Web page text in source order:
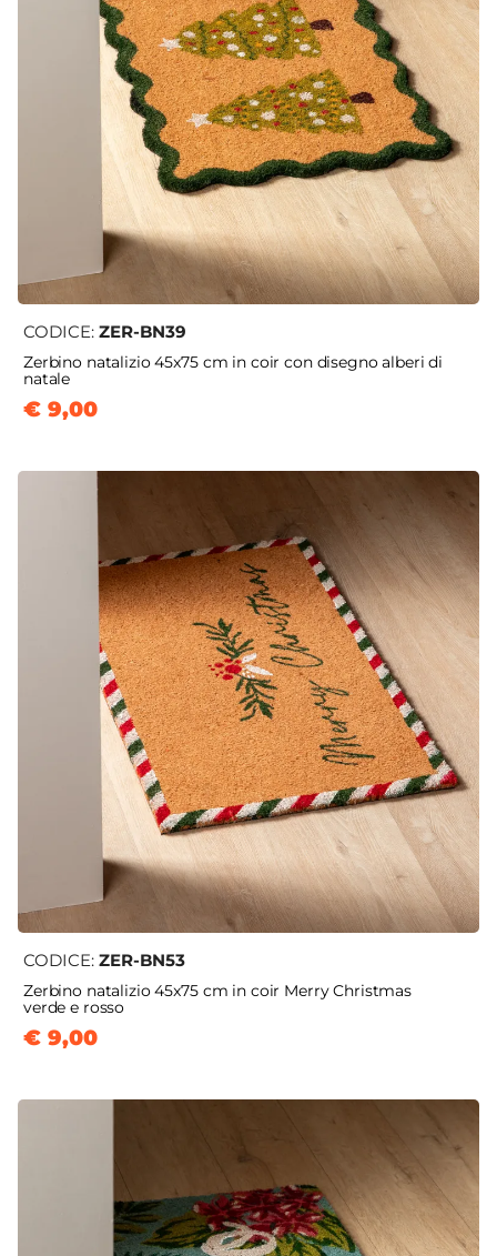
CODICE: ZER-BN39
Zerbino natalizio 45x75 cm in coir con disegno alberi di
natale
€ 9,00
CODICE: ZER-BN53
Zerbino natalizio 45x75 cm in coir Merry Christmas
verde e rosso
€ 9,00